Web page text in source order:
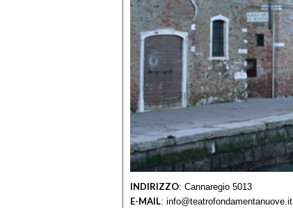
INDIRIZZO: Cannaregio 5013
E-MAIL: info@teatrofondamentanuove.it